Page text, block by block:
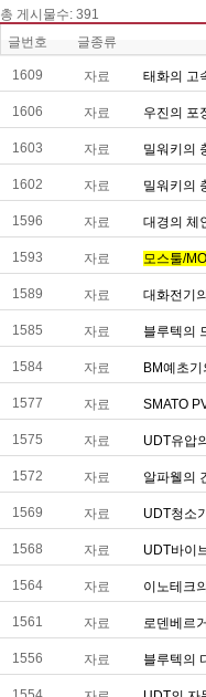
총게시물수:391
글번호
글종류
1609 자료 태화의고
1606 자료 우진의포
1603 자료 밀워키의
1602 자료 밀워키의
1596 자료 대경의체
1593 자료 모스툴/
1589 자료 대화전기
1585 자료 블루텍의
1584 자료 BM예초
1577 자료
1575 자료 UDT유압
1572 자료 알파웰의
1569 자료 UDT청소
1568 자료 UDT바이
1564 자료 이노테크
1561 자료 로덴베르
1556 자료 블루텍의